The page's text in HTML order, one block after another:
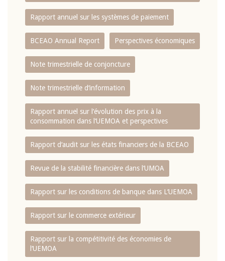
Rapport annuel sur les systèmes de paiement
BCEAO Annual Report Perspectives économiques
Note trimestrielle de conjoncture
Note trimestrielle d‘information
Rapport annuel sur l‘évolution des prix à la
consommation dans l‘UEMOA et perspectives
Rapport d‘audit sur les états financiers de la BCEAO
Revue de la stabilité financière dans l‘UMOA
Rapport sur les conditions de banque dans L‘UEMOA
Rapport sur le commerce extérieur
Rapport sur la compétitivité des économies de
l‘UEMOA